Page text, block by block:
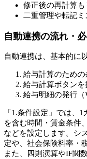
修正後の再計算
二重管理や転記
自動連携の流れ・
自動連携は、基本的に
給与計算のための
給与計算ボタン
給与明細の発行（
「1.条件設定」では、
を含む時間・賃金条件
などを設定します。シ
定や、社会保険料率・
また、四則演算やIF関